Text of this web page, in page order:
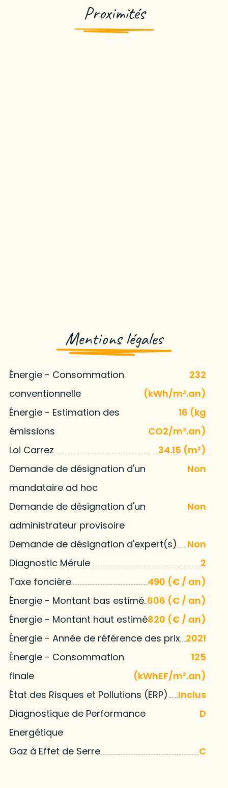
Proximités
Mentions légales
Énergie - Consommation
conventionnelle
232
(kWh/m².an)
Énergie - Estimation des
émissions
16 (kg
CO2/m².an)
Loi Carrez
34.15 (m²)
Demande de désignation d'un
mandataire ad hoc
Non
Demande de désignation d'un
administrateur provisoire
Non
Demande de désignation d'expert(s)
Non
Diagnostic Mérule
2
Taxe foncière
490 (€ / an)
Énergie - Montant bas estimé 606 (€ / an)
Énergie - Montant haut estimé820 (€ / an)
Énergie - Année de référence des prix 2021
Énergie - Consommation
finale
125
(kWhEF/m².an)
État des Risques et Pollutions (ERP)
Inclus
Diagnostique de Performance
Energétique
D
Gaz à Effet de Serre C